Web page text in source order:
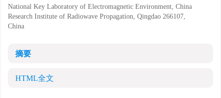
National Key Laboratory of Electromagnetic Environment, China
Research Institute of Radiowave Propagation, Qingdao 266107,
China
摘要
HTML全文